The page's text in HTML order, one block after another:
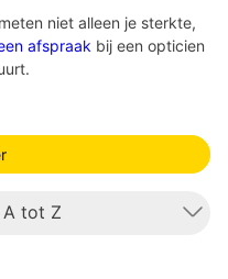
niet alleen je sterkte,
afspraak bij een opticien
A tot Z